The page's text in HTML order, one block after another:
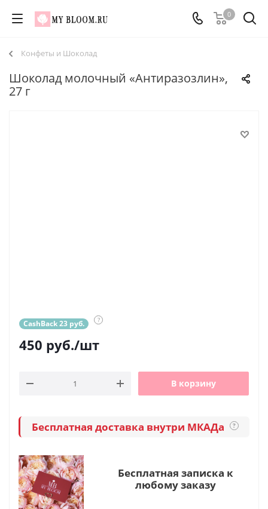
0
Конфеты и Шоколад
Шоколад молочный «Антиразозлин»,
27 г
CashBack 23 руб. ?
450 руб./шт
В корзину
Бесплатная доставка внутри МКАДа ?
Бесплатная записка к
любому заказу